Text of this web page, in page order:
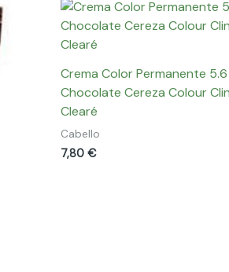
Crema Color Permanente 5.6
Chocolate Cereza Colour
Clearé
Cabello
7,80 €